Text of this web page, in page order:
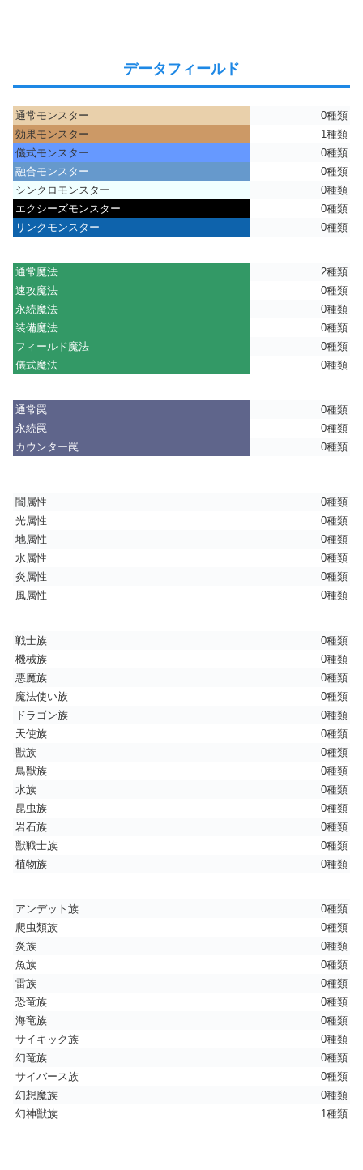
データフィールド
通常モンスター
0種類
効果モンスター
1種類
儀式モンスター
0種類
融合モンスター
0種類
シンクロモンスター
0種類
エクシーズモンスター
0種類
リンクモンスター
0種類
通常魔法
2種類
速攻魔法
0種類
永続魔法
0種類
装備魔法
0種類
フィールド魔法
0種類
儀式魔法
0種類
通常罠
0種類
永続罠
0種類
カウンター罠
0種類
闇属性
0種類
光属性
0種類
地属性
0種類
水属性
0種類
炎属性
0種類
風属性
0種類
戦士族
0種類
機械族
0種類
悪魔族
0種類
魔法使い族
0種類
ドラゴン族
0種類
天使族
0種類
獣族
0種類
鳥獣族
0種類
水族
0種類
昆虫族
0種類
岩石族
0種類
獣戦士族
0種類
植物族
0種類
アンデット族
0種類
爬虫類族
0種類
炎族
0種類
魚族
0種類
雷族
0種類
恐竜族
0種類
海竜族
0種類
サイキック族
0種類
幻竜族
0種類
サイバース族
0種類
幻想魔族
0種類
幻神獣族
1種類